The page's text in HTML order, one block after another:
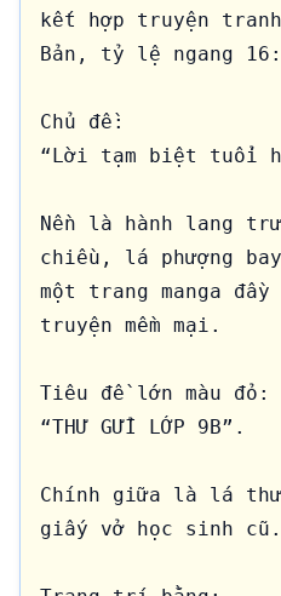
kết hợp truyện tranh
Bản, tỷ lệ ngang
Chủ đề:
“Lời tạm biệt tuổi
Nền là hành lang
chiều, lá phượng
một trang manga
truyện mềm mại.
Tiêu đề lớn màu đỏ:
“THƯ GỬI LỚP 9B”.
Chính giữa là lá
giấy vở học sinh cũ.